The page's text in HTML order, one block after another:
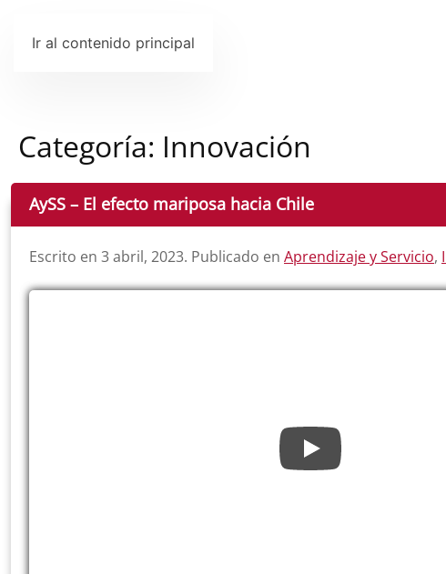
Ir al contenido principal
Categoría: Innovación
AySS – El efecto mariposa hacia Chile
Escrito en 3 abril, 2023. Publicado en Aprendizaje y Servicio,